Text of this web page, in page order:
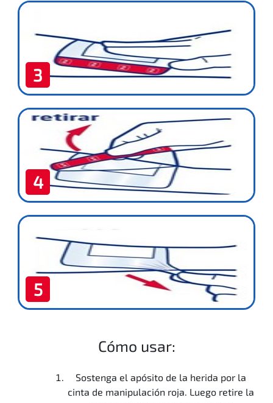
3
4
5
Cómo usar:
Sostenga el apósito de la herida por la
cinta de manipulación roja. Luego retire la